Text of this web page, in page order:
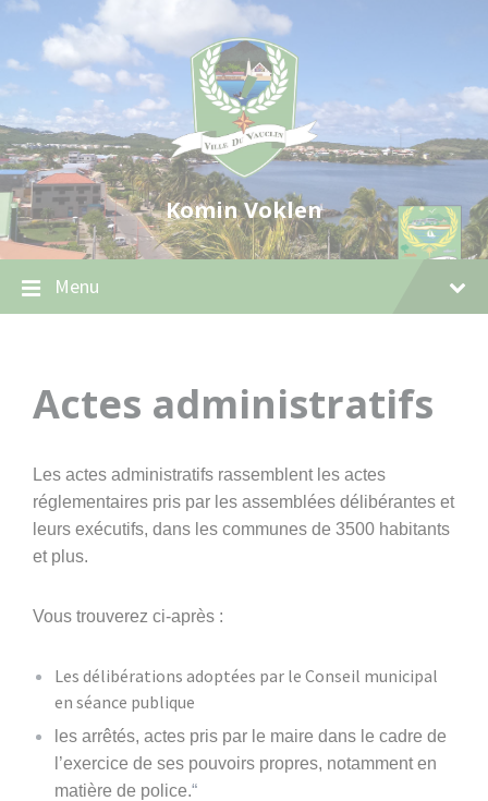
Skip
content
Skip
navigation
Skip
footer
Komin Voklen
Menu
Actes administratifs
Les actes administratifs rassemblent les actes
réglementaires pris par les assemblées délibérantes et
leurs exécutifs, dans les communes de 3500 habitants
et plus.
Vous trouverez ci-après :
Les délibérations adoptées par le Conseil municipal
en séance publique
les arrêtés, actes pris par le maire dans le cadre de
l’exercice de ses pouvoirs propres, notamment en
matière de police.“